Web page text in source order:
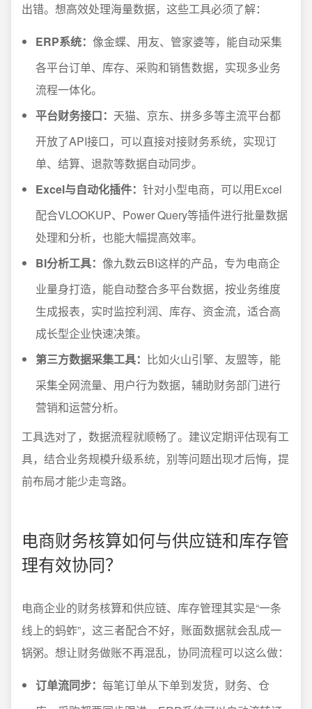
出错。想高效处理海量数据，这些工具必须了解：
ERP系统： 像金蝶、用友、管家婆等，能自动采集
各平台订单、库存、采购和销售数据，实现多业务
流程一体化。
平台财务接口： 天猫、京东、拼多多等主流平台都
开放了API接口，可以直接对接财务系统，实现订
单、结算、退款等数据自动同步。
Excel与自动化插件： 针对小型电商，可以用Excel
配合VLOOKUP、Power Query等插件进行批量数据
处理和分析，也能大幅提高效率。
BI分析工具： 像九数云BI这样的产品，专为电商企
业量身打造，能自动整合多平台数据，按业务维度
生成报表，实时监控利润、库存、资金流，适合高
成长型企业快速决策。
第三方数据采集工具： 比如火山引擎、友盟等，能
采集全网流量、用户行为数据，辅助财务部门进行
营销和运营分析。
工具选对了，数据流程就顺畅了。建议定期评估现有工
具，结合业务规模升级系统，别等问题出现才后悔，提
前布局才能少走弯路。
电商财务核算如何与供应链和库存管
理有效协同？
电商企业的财务核算和供应链、库存管理其实是“一条
线上的蚂蚱”，这三者配合不好，账面数据就会乱成一
锅粥。想让财务做账不再混乱，协同流程可以这么做：
订单流同步： 每笔订单从下单到发货，财务、仓